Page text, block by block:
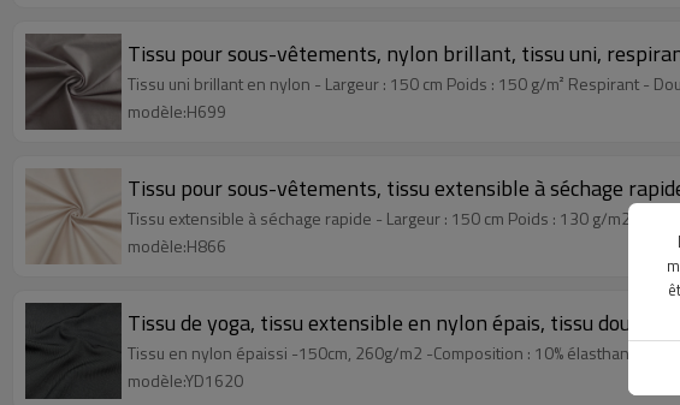
Tissu pour sous-vêtements, nylon brillant, tissu uni,
Tissu uni brillant en nylon - Largeur : 150 cm Poids : 150 g/m² Respirant -
modèle:H699
Tissu pour sous-vêtements, tissu extensible à séchage
Tissu extensible à séchage rapide - Largeur : 150 cm Poids : 130 g/m2
modèle:H866
Tissu de yoga, tissu extensible en nylon épais, tissu double
Tissu en nylon épaissi -150cm, 260g/m2 -Composition : 10% élasthanne +
modèle:YD1620